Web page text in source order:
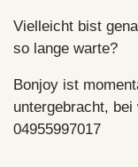
Vielleicht bist
so lange warte?
Bonjoy ist
untergebracht,
04955997017